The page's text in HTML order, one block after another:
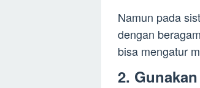
Namun pada
dengan
bisa mengatur
2.